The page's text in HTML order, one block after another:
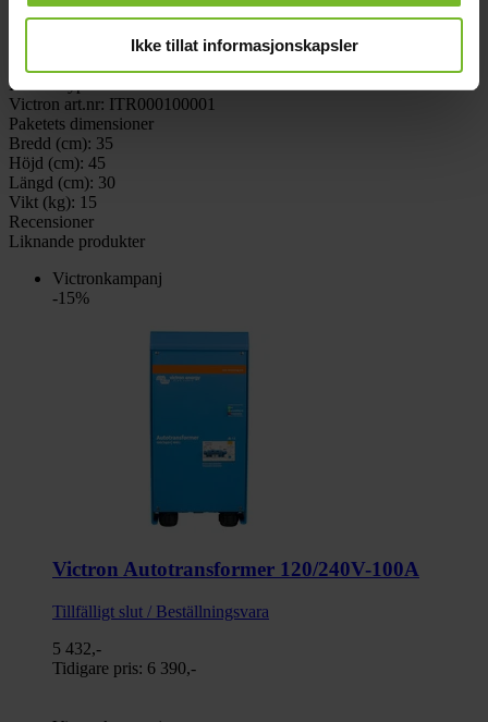
Ikke tillat informasjonskapsler
Teknisk data
Produkttyp:
Victron art.nr: ITR000100001
Paketets dimensioner
Bredd (cm): 35
Höjd (cm): 45
Längd (cm): 30
Vikt (kg): 15
Recensioner
Liknande produkter
Victronkampanj
-15%
Victron Autotransformer 120/240V-100A
Tillfälligt slut / Beställningsvara
5 432,-
Tidigare pris: 6 390,-